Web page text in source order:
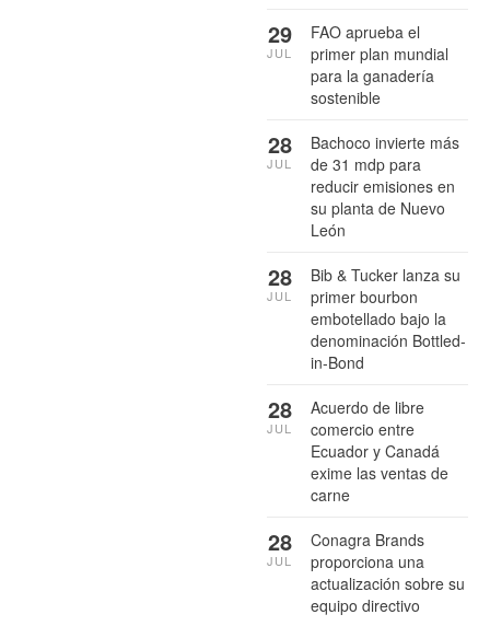
FAO aprueba el
primer plan mundial
para la ganadería
sostenible
29
JUL
Bachoco invierte más
de 31 mdp para
reducir emisiones en
su planta de Nuevo
León
28
JUL
Bib & Tucker lanza su
primer bourbon
embotellado bajo la
denominación Bottled-
in-Bond
28
JUL
Acuerdo de libre
comercio entre
Ecuador y Canadá
exime las ventas de
carne
28
JUL
Conagra Brands
proporciona una
actualización sobre su
equipo directivo
28
JUL